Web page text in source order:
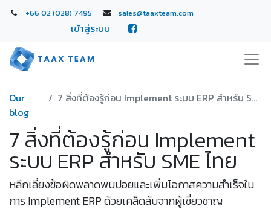
+66 02 (028) 7495 sales@taaxteam.com
เข้าสู่ระบบ
Our
blog
7 สิ่งที่ต้องรู้ก่อน Implement ระบบ ERP สำหรับ SME ไทย
7 สิ่งที่ต้องรู้ก่อน Implement
ระบบ ERP สำหรับ SME ไทย
หลีกเลี่ยงข้อผิดพลาดพบบ่อยและเพิ่มโอกาสความสำเร็จใน
การ Implement ERP ด้วยเคล็ดลับจากผู้เชี่ยวชาญ